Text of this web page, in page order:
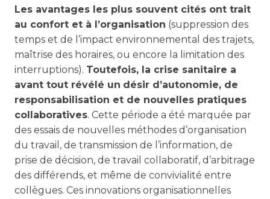
Les avantages les plus souvent cités ont trait
au confort et à l’organisation (suppression des
temps et de l’impact environnemental des trajets,
maîtrise des horaires, ou encore la limitation des
interruptions). Toutefois, la crise sanitaire a
avant tout révélé un désir d’autonomie, de
responsabilisation et de nouvelles pratiques
collaboratives. Cette période a été marquée par
des essais de nouvelles méthodes d’organisation
du travail, de transmission de l’information, de
prise de décision, de travail collaboratif, d’arbitrage
des différends, et même de convivialité entre
collègues. Ces innovations organisationnelles